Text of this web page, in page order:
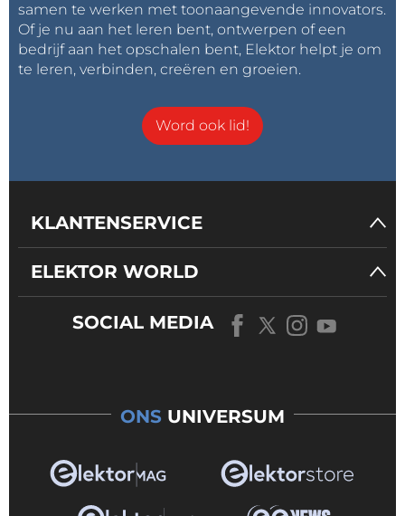
samen te werken met toonaangevende innovators.
Of je nu aan het leren bent, ontwerpen of een
bedrijf aan het opschalen bent, Elektor helpt je om
te leren, verbinden, creëren en groeien.
Word ook lid!
KLANTENSERVICE
ELEKTOR WORLD
SOCIAL MEDIA
ONS UNIVERSUM